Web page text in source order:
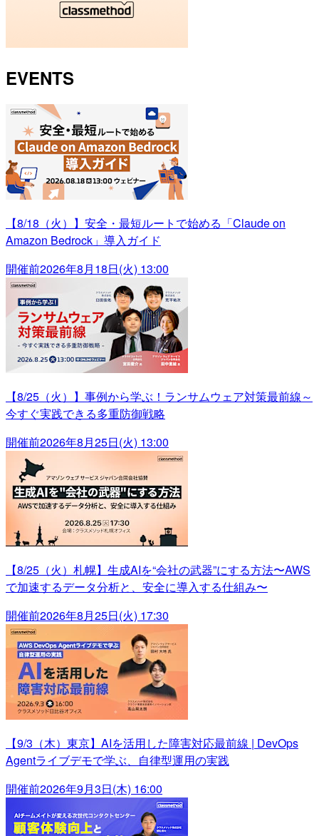
EVENTS
【8/18（火）】安全・最短ルートで始める「Claude on
Amazon Bedrock」導入ガイド
開催前2026年8月18日(火) 13:00
【8/25（火）】事例から学ぶ！ランサムウェア対策最前線～
今すぐ実践できる多重防御戦略
開催前2026年8月25日(火) 13:00
【8/25（火）札幌】生成AIを“会社の武器”にする方法〜AWS
で加速するデータ分析と、安全に導入する仕組み〜
開催前2026年8月25日(火) 17:30
【9/3（木）東京】AIを活用した障害対応最前線 | DevOps
Agentライブデモで学ぶ、自律型運用の実践
開催前2026年9月3日(木) 16:00